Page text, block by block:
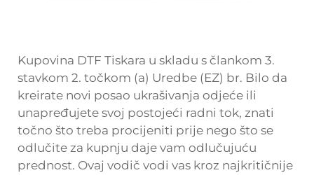
Kupovina DTF Tiskara u skladu s člankom 3.
stavkom 2. točkom (a) Uredbe (EZ) br. Bilo da
kreirate novi posao ukrašivanja odjeće ili
unapređujete svoj postojeći radni tok, znati
točno što treba procijeniti prije nego što se
odlučite za kupnju daje vam odlučujuću
prednost. Ovaj vodič vodi vas kroz najkritičnije